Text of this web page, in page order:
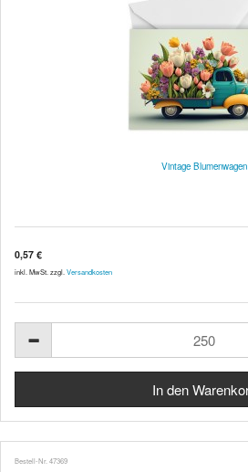
Vintage Blumenwagen
0,57 €
inkl. MwSt. zzgl. Versandkosten
Bestell-Nr. 47369